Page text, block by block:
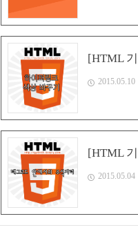
[HTML
2015.05.10
[HTML
2015.05.04